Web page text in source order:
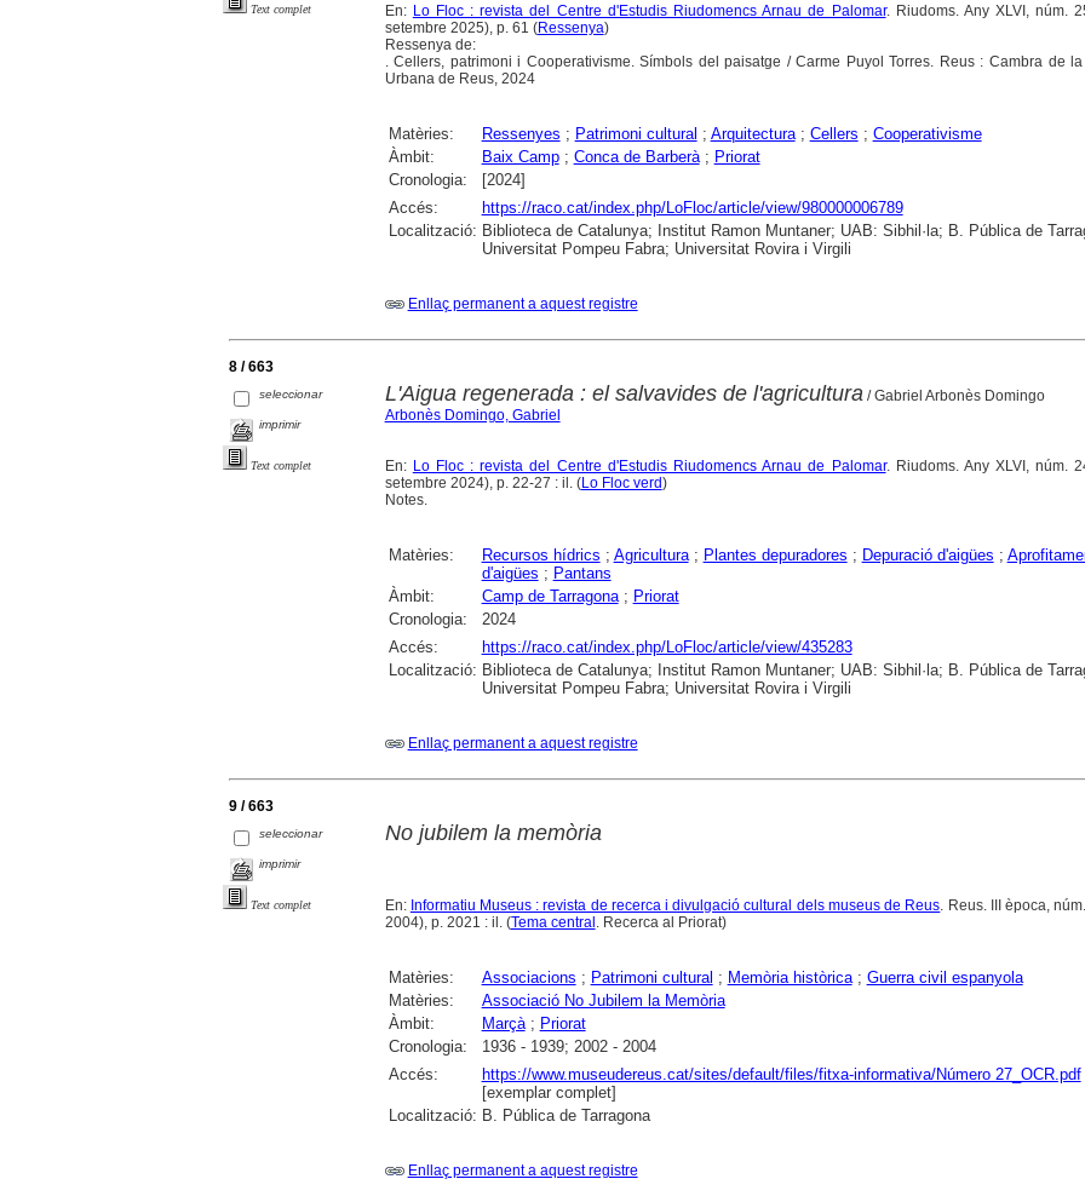
Text complet En: Lo Floc : revista del Centre d'Estudis Riudomencs Arnau de Palomar. Riudoms. Any XLVI, núm.
setembre 2025), p. 61 (Ressenya)
Ressenya de:
. Cellers, patrimoni i Cooperativisme. Símbols del paisatge / Carme Puyol Torres. Reus : Cambra de
Urbana de Reus, 2024
Matèries: Ressenyes ; Patrimoni cultural ; Arquitectura; Cellers ; Cooperativisme
Àmbit:
Baix Camp; Conca de Barberà; Priorat
Cronologia:
[2024]
Accés:
https://raco.cat/index.php/LoFloc/article/view/980000006789
Localització: Biblioteca de Catalunya; Institut Ramon Muntaner; UAB: Sibhil·la; B. Pública de
Universitat Pompeu Fabra; Universitat Rovira i Virgili
Enllaç permanent a aquest registre
8 / 663
seleccionar
imprimir
Text complet
L'Aigua regenerada : el salvavides de l'agricultura / Gabriel Arbonès Domingo
Arbonès Domingo, Gabriel
En: Lo Floc : revista del Centre d'Estudis Riudomencs Arnau de Palomar. Riudoms. Any XLVI, núm.
setembre 2024), p. 22-27 : il. (Lo Floc verd)
Notes.
Matèries: Recursos hídrics ; Agricultura; Plantes depuradores ; Depuració d'aigües ;
d'aigües ; Pantans
Àmbit:
Camp de Tarragona; Priorat
Cronologia:
2024
Accés:
https://raco.cat/index.php/LoFloc/article/view/435283
Localització: Biblioteca de Catalunya; Institut Ramon Muntaner; UAB: Sibhil·la; B. Pública de
Universitat Pompeu Fabra; Universitat Rovira i Virgili
Enllaç permanent a aquest registre
9 / 663
seleccionar
imprimir
Text complet
No jubilem la memòria
En: Informatiu Museus : revista de recerca i divulgació cultural dels museus de Reus. Reus. III època,
2004), p. 2021 : il. (Tema central. Recerca al Priorat)
Matèries: Associacions ; Patrimoni cultural ; Memòria històrica; Guerra civil espanyola
Matèries:
Associació No Jubilem la Memòria
Àmbit:
Marçà; Priorat
Cronologia:
1936 - 1939; 2002 - 2004
Accés:
https://www.museudereus.cat/sites/default/files/fitxa-informativa/Número 27_OCR.pdf
[exemplar complet]
Localització: B. Pública de Tarragona
Enllaç permanent a aquest registre